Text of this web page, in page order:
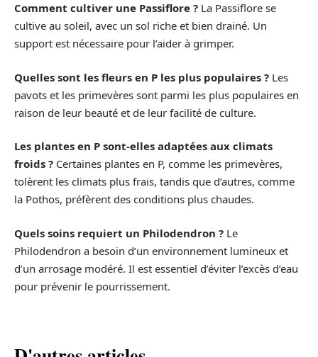
Comment cultiver une Passiflore ? La Passiflore se
cultive au soleil, avec un sol riche et bien drainé. Un
support est nécessaire pour l’aider à grimper.
Quelles sont les fleurs en P les plus populaires ? Les
pavots et les primevères sont parmi les plus populaires en
raison de leur beauté et de leur facilité de culture.
Les plantes en P sont-elles adaptées aux climats
froids ? Certaines plantes en P, comme les primevères,
tolèrent les climats plus frais, tandis que d’autres, comme
la Pothos, préfèrent des conditions plus chaudes.
Quels soins requiert un Philodendron ? Le
Philodendron a besoin d’un environnement lumineux et
d’un arrosage modéré. Il est essentiel d’éviter l’excès d’eau
pour prévenir le pourrissement.